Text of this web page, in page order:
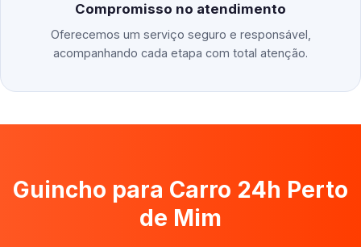
Compromisso no atendimento
Oferecemos um serviço seguro e responsável,
acompanhando cada etapa com total atenção.
Guincho para Carro 24h Perto
de Mim